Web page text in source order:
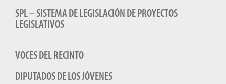
SPL – SISTEMA DE LEGISLACIÓN DE PROYECTOS
LEGISLATIVOS
VOCES DEL RECINTO
DIPUTADOS DE LOS JÓVENES